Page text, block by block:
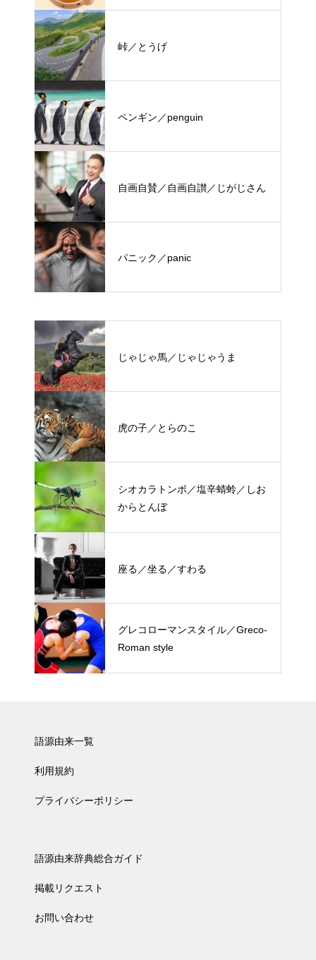
峠／とうげ
ペンギン／penguin
自画自賛／自画自讃／じがじさん
パニック／panic
じゃじゃ馬／じゃじゃうま
虎の子／とらのこ
シオカラトンボ／塩辛蜻蛉／しお
からとんぼ
座る／坐る／すわる
グレコローマンスタイル／Greco-
Roman style
語源由来一覧
利用規約
プライバシーポリシー
語源由来辞典総合ガイド
掲載リクエスト
お問い合わせ